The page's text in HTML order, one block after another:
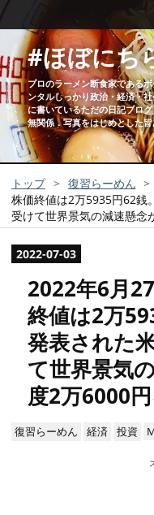
#ほぼにち
プロのラーメン断食家である
ンタルしっかり政治・経済・
に書いているただの日記ブロ
無関係．写真をはじめとした
トップ > 復習らーめん >
株価終値は2万5935円62銭
受けて世界景気の減速懸念
2022-07-03
2022年6月
終値は2万
発表された
て世界景気
度2万6000円
復習らーめん 経済 投資